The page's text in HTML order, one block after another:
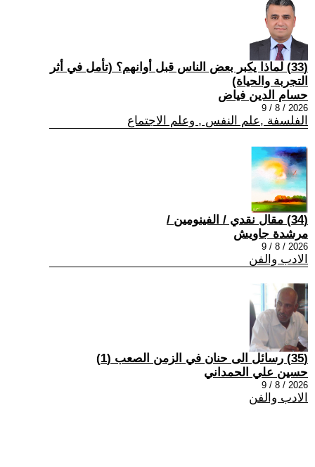
(33) لماذا يكبر بعض الناس قبل أوانهم؟ (تأمل في أثر
التجربة والحياة)
حسام الدين فياض
2026 / 8 / 9
الفلسفة ,علم النفس , وعلم الاجتماع
(34) مقال نقدي / الفينومين /
مرشدة جاويش
2026 / 8 / 9
الادب والفن
(35) رسائل الى حنان في الزمن الصعب (1)
حسين علي الحمداني
2026 / 8 / 9
الادب والفن